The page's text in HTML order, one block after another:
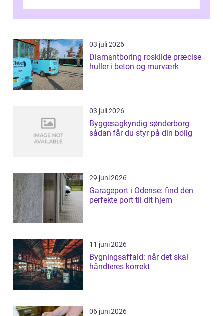
inti...
03 juli 2026
Diamantboring roskilde præcise
huller i beton og murværk
03 juli 2026
Byggesagkyndig sønderborg
sådan får du styr på din bolig
29 juni 2026
Garageport i Odense: find den
perfekte port til dit hjem
11 juni 2026
Bygningsaffald: når det skal
håndteres korrekt
06 juni 2026